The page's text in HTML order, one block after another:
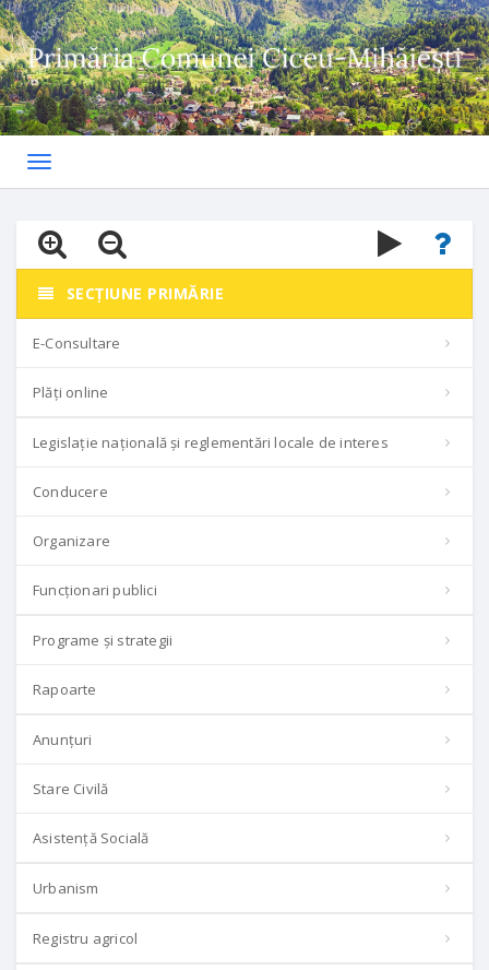
Toggle
SECȚIUNE PRIMĂRIE
E-Consultare
Plăți online
Legislație națională și reglementări locale de interes
Conducere
Organizare
Funcționari publici
Programe și strategii
Rapoarte
Anunțuri
Stare Civilă
Asistență Socială
Urbanism
Registru agricol